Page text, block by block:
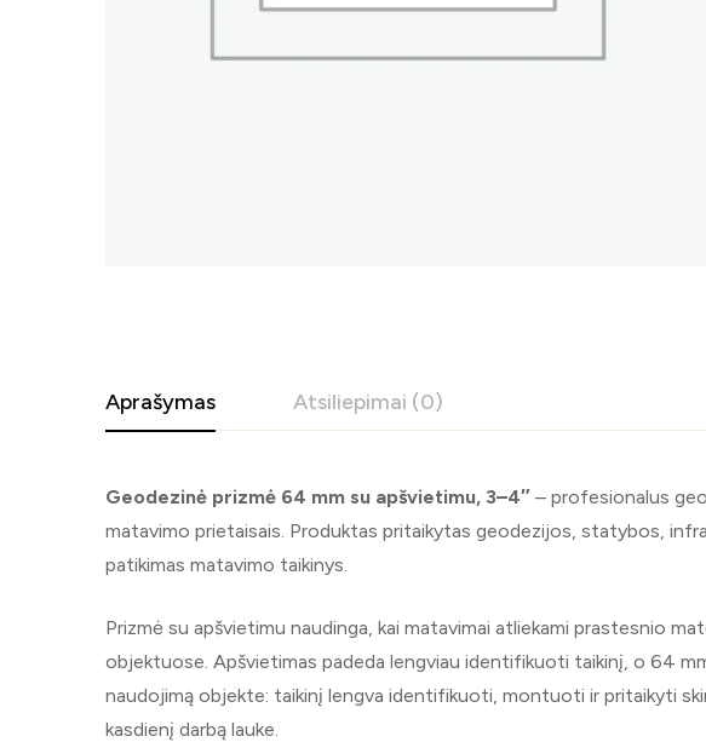
Aprašymas Atsiliepimai (0)
Geodezinė prizmė 64 mm su apšvietimu, 3–4″ – profesionalus
matavimo prietaisais. Produktas pritaikytas geodezijos, statybos,
patikimas matavimo taikinys.
Prizmė su apšvietimu naudinga, kai matavimai atliekami prastesnio
objektuose. Apšvietimas padeda lengviau identifikuoti taikinį, o 64
naudojimą objekte: taikinį lengva identifikuoti, montuoti ir pritaikyti
kasdienį darbą lauke.